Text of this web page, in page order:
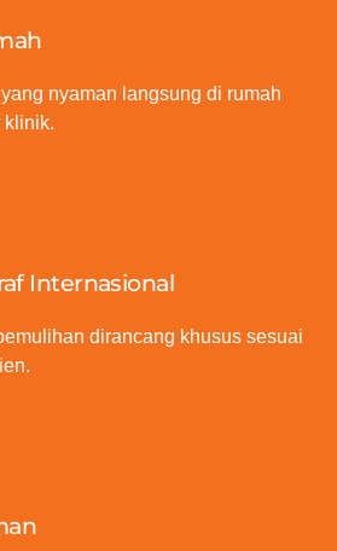
nyaman langsung di rumah
klinik.
Internasional
dirancang khusus sesuai